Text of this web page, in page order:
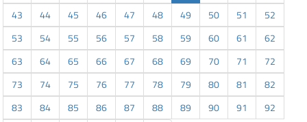
43
44 45 46 47 48 49 50 51
52
53
54 55 56 57 58 59 60 61
62
63
64 65 66 67 68 69 70 71
72
73
74 75 76 77 78 79 80 81
82
83
84 85 86 87 88 89 90 91 92